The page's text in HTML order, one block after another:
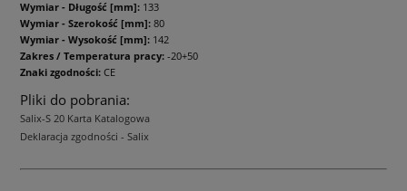
Wymiar - Długość [mm]: 133
Wymiar - Szerokość [mm]: 80
Wymiar - Wysokość [mm]: 142
Zakres / Temperatura pracy: -20+50
Znaki zgodności: CE
Pliki do pobrania:
Salix-S 20 Karta Katalogowa
Deklaracja zgodności - Salix